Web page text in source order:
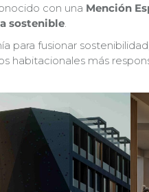
con una Mención
sostenible
para fusionar
más